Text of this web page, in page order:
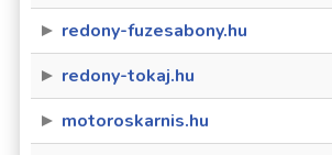
redony-fuzesabony.hu
redony-tokaj.hu
motoroskarnis.hu